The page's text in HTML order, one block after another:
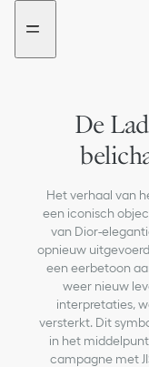
aria_goToMenu
Ga
inhoud
De
Het verhaal van
een iconisch
van Dior-
opnieuw
een eerbetoon
weer nieuw
interpretaties,
versterkt. Dit
in het
campagne met